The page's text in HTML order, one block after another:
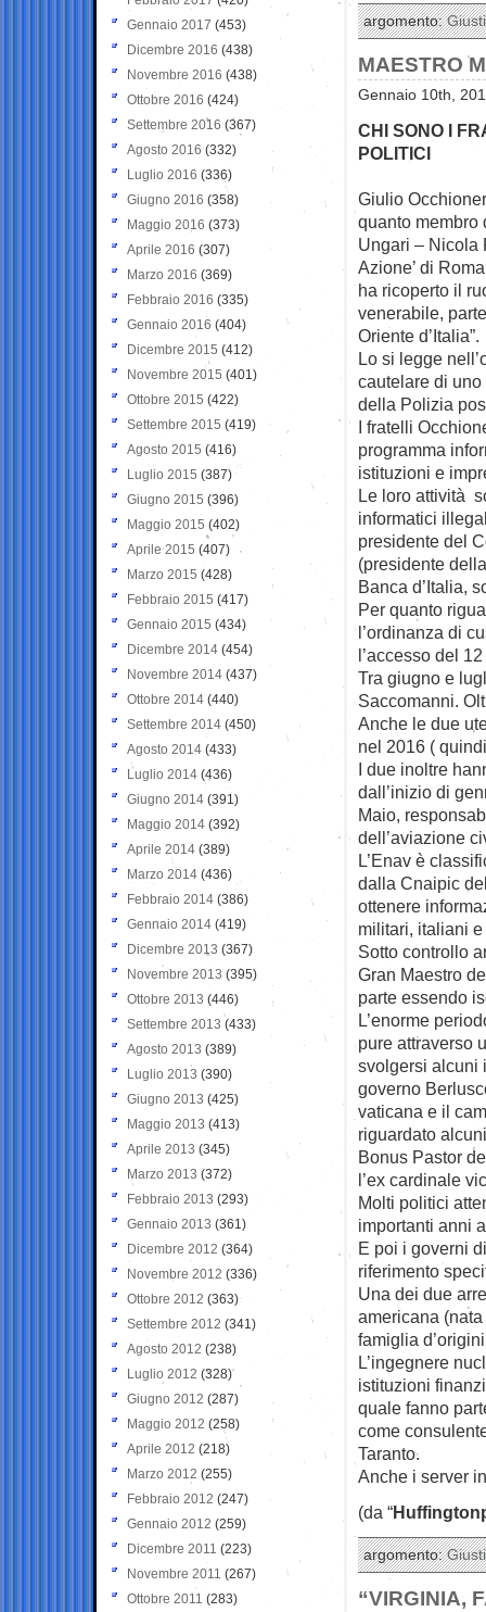
argomento:
MAESTRO
Gennaio 10th,
CHI SONO I
POLITICI
Giulio
quanto
Ungari – Nicola
Azione’ di
ha ricoperto il
venerabile,
Oriente d’Italia”.
Lo si legge
cautelare di
della Polizia
I fratelli
programma
istituzioni e
Le loro attività
informatici
presidente del
(presidente
Banca d’Italia,
Per quanto
l’ordinanza di
l’accesso del
Tra giugno e
Saccomanni.
Anche le due
nel 2016 (
I due inoltre
dall’inizio di
Maio,
dell’aviazione
L’Enav è
dalla Cnaipic
ottenere
militari, italiani
Sotto controllo
Gran Maestro
parte essendo
L’enorme
pure attraverso
svolgersi alcuni
governo
vaticana e il
riguardato
Bonus Pastor
l’ex cardinale
Molti politici
importanti anni
E poi i governi
riferimento
Una dei due
americana
famiglia
L’ingegnere
istituzioni
quale fanno
come
Taranto.
Anche i server
(da “
argomento:
“VIRGINIA,
Gennaio 2017 (453)
Dicembre 2016 (438)
Novembre 2016 (438)
Ottobre 2016 (424)
Settembre 2016 (367)
Agosto 2016 (332)
Luglio 2016 (336)
Giugno 2016 (358)
Maggio 2016 (373)
Aprile 2016 (307)
Marzo 2016 (369)
Febbraio 2016 (335)
Gennaio 2016 (404)
Dicembre 2015 (412)
Novembre 2015 (401)
Ottobre 2015 (422)
Settembre 2015 (419)
Agosto 2015 (416)
Luglio 2015 (387)
Giugno 2015 (396)
Maggio 2015 (402)
Aprile 2015 (407)
Marzo 2015 (428)
Febbraio 2015 (417)
Gennaio 2015 (434)
Dicembre 2014 (454)
Novembre 2014 (437)
Ottobre 2014 (440)
Settembre 2014 (450)
Agosto 2014 (433)
Luglio 2014 (436)
Giugno 2014 (391)
Maggio 2014 (392)
Aprile 2014 (389)
Marzo 2014 (436)
Febbraio 2014 (386)
Gennaio 2014 (419)
Dicembre 2013 (367)
Novembre 2013 (395)
Ottobre 2013 (446)
Settembre 2013 (433)
Agosto 2013 (389)
Luglio 2013 (390)
Giugno 2013 (425)
Maggio 2013 (413)
Aprile 2013 (345)
Marzo 2013 (372)
Febbraio 2013 (293)
Gennaio 2013 (361)
Dicembre 2012 (364)
Novembre 2012 (336)
Ottobre 2012 (363)
Settembre 2012 (341)
Agosto 2012 (238)
Luglio 2012 (328)
Giugno 2012 (287)
Maggio 2012 (258)
Aprile 2012 (218)
Marzo 2012 (255)
Febbraio 2012 (247)
Gennaio 2012 (259)
Dicembre 2011 (223)
Novembre 2011 (267)
Ottobre 2011 (283)